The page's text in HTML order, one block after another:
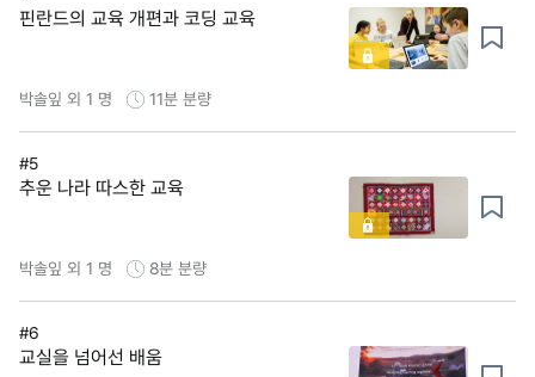
핀란드의 교육 개편과 코딩 교육
박솔잎 외 1 명 11분 분량
#5
추운 나라 따스한 교육
박솔잎 외 1 명 8분 분량
#6
교실을 넘어선 배움